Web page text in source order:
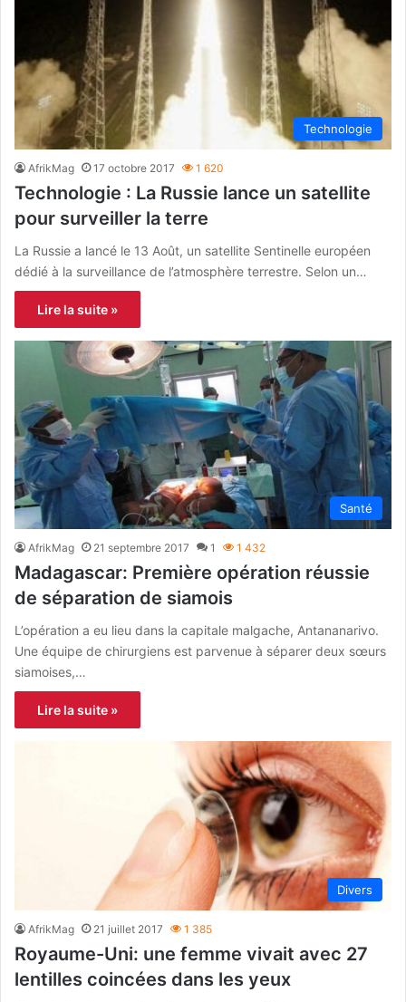
Technologie
AfrikMag 17 octobre 2017 1 620
Technologie : La Russie lance un satellite
pour surveiller la terre
La Russie a lancé le 13 Août, un satellite Sentinelle européen
dédié à la surveillance de l’atmosphère terrestre. Selon un…
Lire la suite »
Santé
AfrikMag 21 septembre 2017 1 1 432
Madagascar: Première opération réussie
de séparation de siamois
L’opération a eu lieu dans la capitale malgache, Antananarivo.
Une équipe de chirurgiens est parvenue à séparer deux sœurs
siamoises,…
Lire la suite »
Divers
AfrikMag 21 juillet 2017 1 385
Royaume-Uni: une femme vivait avec 27
lentilles coincées dans les yeux